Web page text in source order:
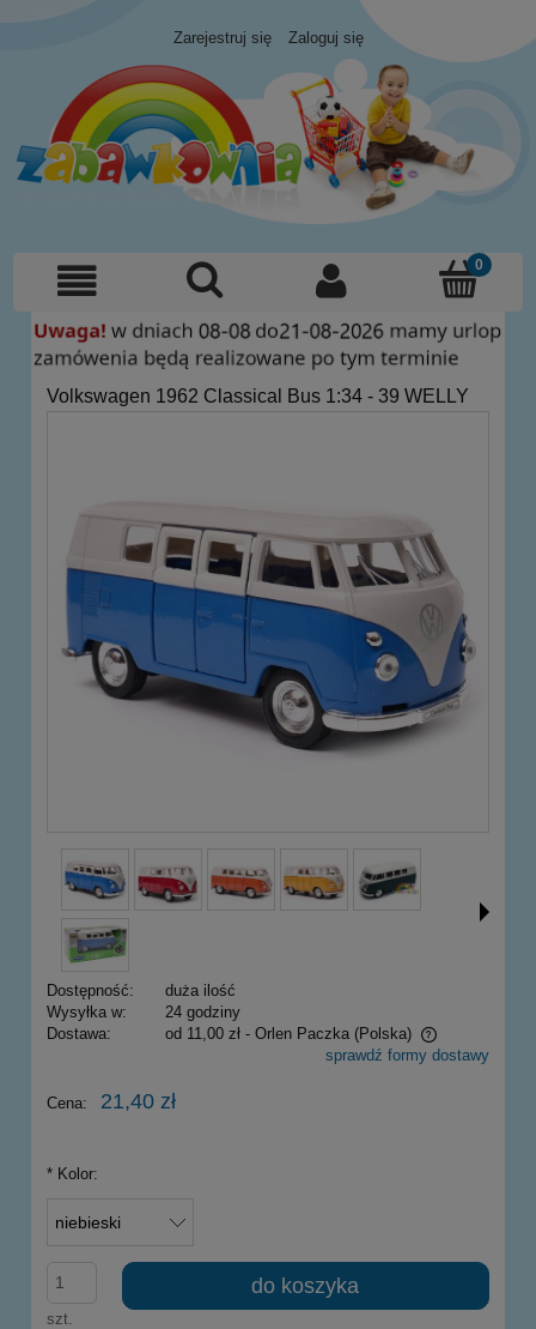
Zarejestruj się Zaloguj się
Volkswagen 1962 Classical Bus 1:34 - 39 WELLY
Dostępność:
duża ilość
Wysyłka w:
24 godziny
Dostawa:
od 11,00 zł - Orlen Paczka (Polska)
Cena nie zawiera ewentualnych kosztów płatności
sprawdź formy dostawy
Cena: 21,40 zł
* Kolor:
szt.
do koszyka